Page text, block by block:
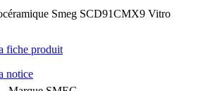
Smeg SCD91CMX9 Vitro
fiche produit
notice